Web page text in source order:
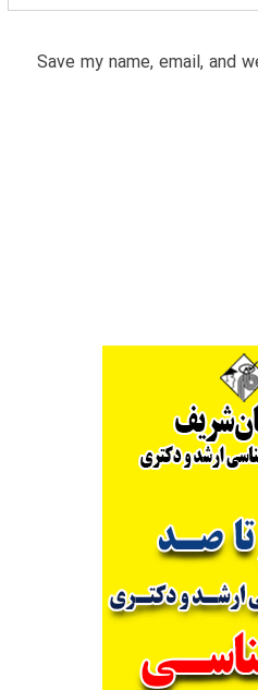
Save my name, email, and